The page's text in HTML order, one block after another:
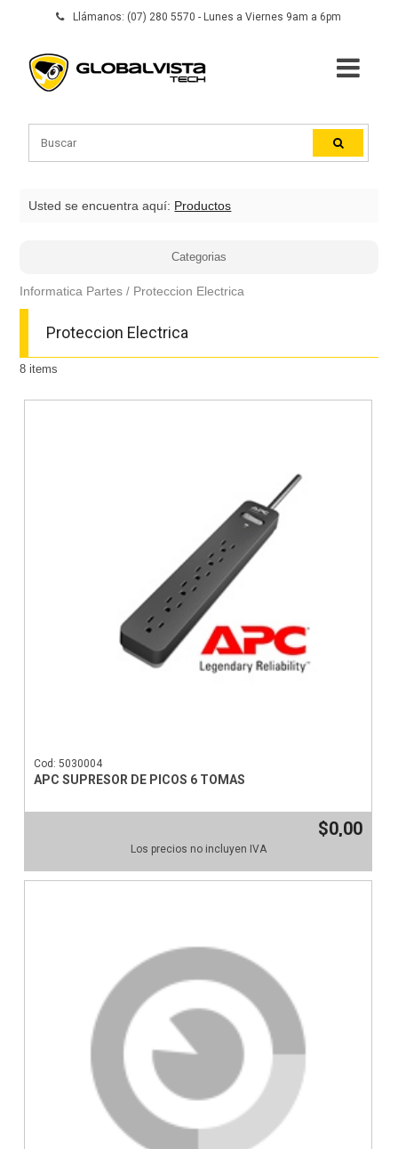
Llámanos: (07) 280 5570 - Lunes a Viernes 9am a 6pm
Usted se encuentra aquí: Productos
Categorias
Informatica Partes Proteccion Electrica
Proteccion Electrica
8items
Cod: 5030004
APC SUPRESOR DE PICOS 6 TOMAS
$0,00
Los precios no incluyen IVA